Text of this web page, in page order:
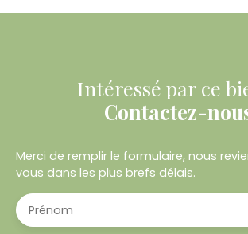
Intéressé par ce
Contactez-
Merci de remplir le formulaire, nous
vous dans les plus brefs délais.
Prénom